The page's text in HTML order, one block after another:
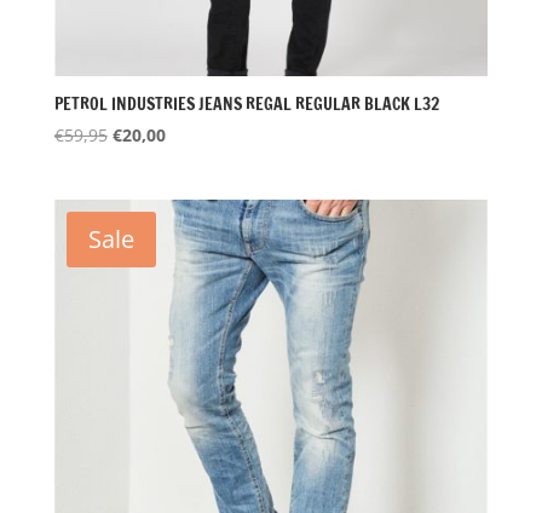
PETROL INDUSTRIES JEANS REGAL REGULAR BLACK L32
€59,95 Oorspronkelijke
€59,95.
€20,00Huidige
€20,00.
Sale